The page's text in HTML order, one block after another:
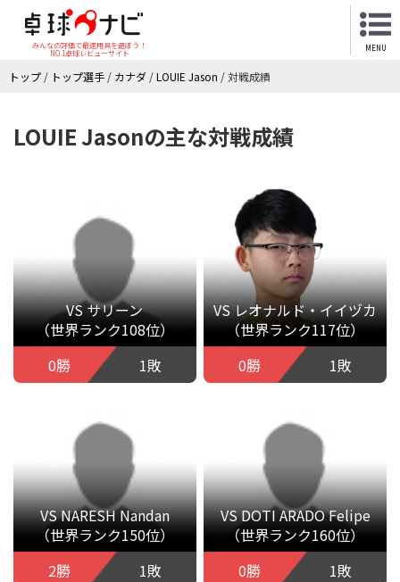
みんなの評価で最適用具を選ぼう！
NO.1卓球レビューサイト
MENU
トップ / トップ選手 / カナダ /LOUIE Jason /対戦成績
LOUIE Jasonの主な対戦成績
VS サリーン
（世界ランク108位）
0勝
1敗
VS レオナルド・イイヅカ
（世界ランク117位）
0勝
1敗
VS NARESH Nandan
（世界ランク150位）
2勝
1敗
VS DOTI ARADO Felipe
（世界ランク160位）
0勝
1敗